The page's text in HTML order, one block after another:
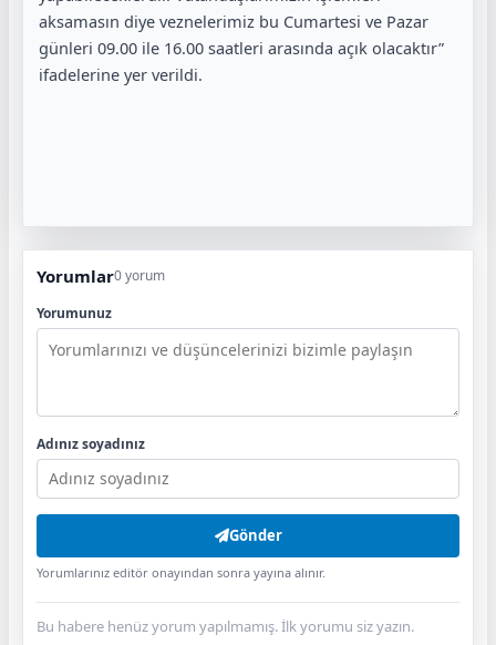
aksamasın diye veznelerimiz bu Cumartesi ve Pazar
günleri 09.00 ile 16.00 saatleri arasında açık olacaktır”
ifadelerine yer verildi.
Yorumlar0 yorum
Yorumunuz
Adınız soyadınız
Gönder
Yorumlarınız editör onayından sonra yayına alınır.
Bu habere henüz yorum yapılmamış. İlk yorumu siz yazın.